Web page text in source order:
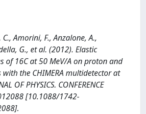
Amorini, F., Anzalone, A.,
G., et al. (2012). Elastic
of 16C at 50 MeV/A on proton and
the CHIMERA multidetector at
OF PHYSICS. CONFERENCE
[10.1088/1742-